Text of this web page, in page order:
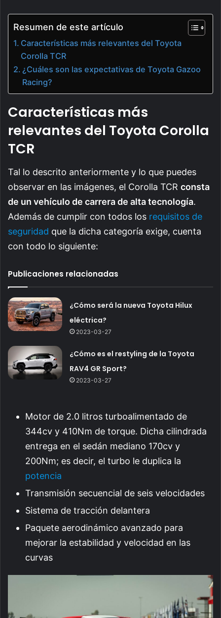
Resumen de este artículo
Características más relevantes del Toyota
Corolla TCR
¿Cuáles son las expectativas de Toyota Gazoo
Racing?
Características más
relevantes del Toyota Corolla
TCR
Tal lo descrito anteriormente y lo que puedes
observar en las imágenes, el Corolla TCR consta
de un vehículo de carrera de alta tecnología.
Además de cumplir con todos los requisitos de
seguridad que la dicha categoría exige, cuenta
con todo lo siguiente:
Publicaciones relacionadas
¿Cómo será la nueva Toyota Hilux
eléctrica?
2023-03-27
¿Cómo es el restyling de la Toyota
RAV4 GR Sport?
2023-03-27
Motor de 2.0 litros turboalimentado de
344cv y 410Nm de torque. Dicha cilindrada
entrega en el sedán mediano 170cv y
200Nm; es decir, el turbo le duplica la
potencia
Transmisión secuencial de seis velocidades
Sistema de tracción delantera
Paquete aerodinámico avanzado para
mejorar la estabilidad y velocidad en las
curvas